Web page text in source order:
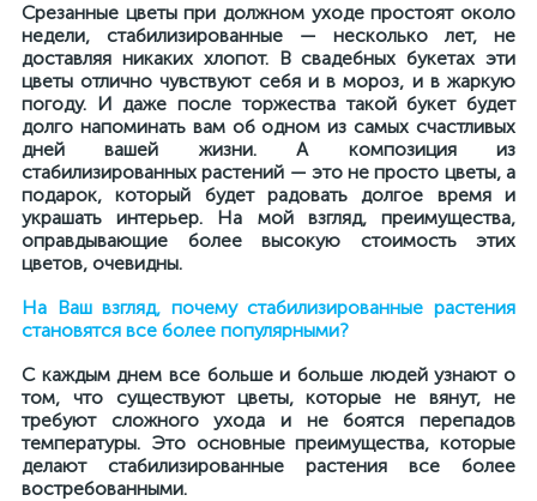
Срезанные цветы при должном уходе простоят около
недели, стабилизированные — несколько лет, не
доставляя никаких хлопот. В свадебных букетах эти
цветы отлично чувствуют себя и в мороз, и в жаркую
погоду. И даже после торжества такой букет будет
долго напоминать вам об одном из самых счастливых
дней вашей жизни. А композиция из
стабилизированных растений — это не просто цветы, а
подарок, который будет радовать долгое время и
украшать интерьер. На мой взгляд, преимущества,
оправдывающие более высокую стоимость этих
цветов, очевидны.
На Ваш взгляд, почему стабилизированные растения
становятся все более популярными?
С каждым днем все больше и больше людей узнают о
том, что существуют цветы, которые не вянут, не
требуют сложного ухода и не боятся перепадов
температуры. Это основные преимущества, которые
делают стабилизированные растения все более
востребованными.